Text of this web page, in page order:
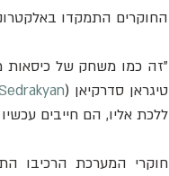
החוקרים התמקדו
טיגראן סדרקיאן (
ללכת אליו, הם חייבים